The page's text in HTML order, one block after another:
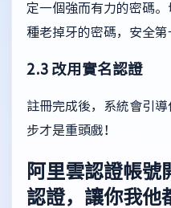
定一個強而有力的密碼
種老掉牙的密碼，安全第
2.3 改用實名認證
註冊完成後，系統會引
步才是重頭戲！
阿里雲認證帳號
認證，讓你我他